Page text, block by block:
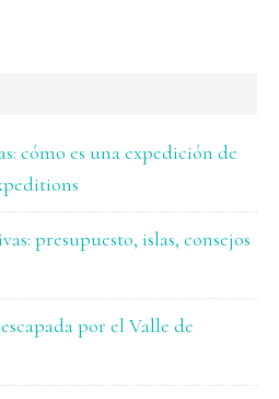
cómo es una expedición de
presupuesto, islas, consejos
por el Valle de